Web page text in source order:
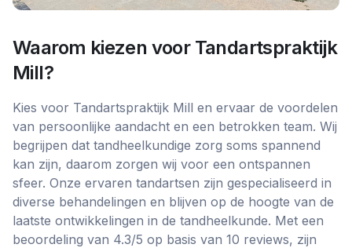
Waarom kiezen voor Tandartspraktijk
Mill?
Kies voor Tandartspraktijk Mill en ervaar de voordelen
van persoonlijke aandacht en een betrokken team. Wij
begrijpen dat tandheelkundige zorg soms spannend
kan zijn, daarom zorgen wij voor een ontspannen
sfeer. Onze ervaren tandartsen zijn gespecialiseerd in
diverse behandelingen en blijven op de hoogte van de
laatste ontwikkelingen in de tandheelkunde. Met een
beoordeling van 4.3/5 op basis van 10 reviews, zijn